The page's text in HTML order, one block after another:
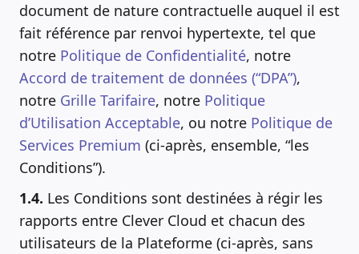
document de nature contractuelle auquel il est
fait référence par renvoi hypertexte, tel que
notre Politique de Confidentialité, notre
Accord de traitement de données (“DPA”),
notre Grille Tarifaire, notre Politique
d’Utilisation Acceptable, ou notre Politique de
Services Premium (ci-après, ensemble, “les
Conditions”).
1.4. Les Conditions sont destinées à régir les
rapports entre Clever Cloud et chacun des
utilisateurs de la Plateforme (ci-après, sans